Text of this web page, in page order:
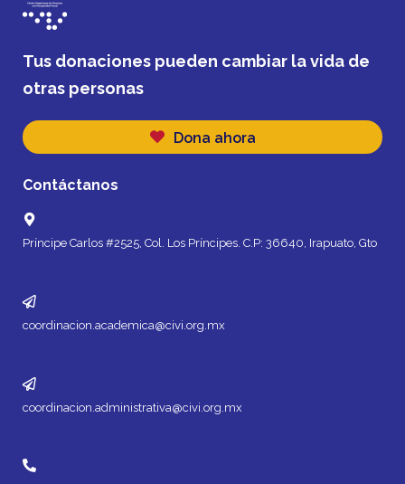
Tus donaciones pueden cambiar la vida de
otras personas
Dona ahora
Contáctanos
Príncipe Carlos #2525, Col. Los Príncipes. C.P: 36640, Irapuato, Gto
coordinacion.academica@civi.org.mx
coordinacion.administrativa@civi.org.mx